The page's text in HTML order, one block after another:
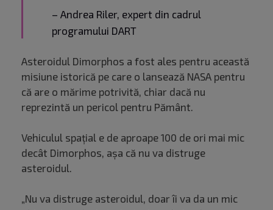
– Andrea Riler, expert din cadrul
programului DART
Asteroidul Dimorphos a fost ales pentru această
misiune istorică pe care o lansează NASA pentru
că are o mărime potrivită, chiar dacă nu
reprezintă un pericol pentru Pământ.
Vehiculul spațial e de aproape 100 de ori mai mic
decât Dimorphos, așa că nu va distruge
asteroidul.
„Nu va distruge asteroidul, doar îi va da un mic